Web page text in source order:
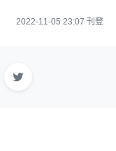
2022-11-05 23:07 刊登